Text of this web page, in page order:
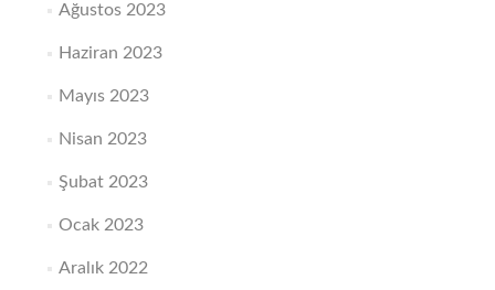
Ağustos 2023
Haziran 2023
Mayıs 2023
Nisan 2023
Şubat 2023
Ocak 2023
Aralık 2022